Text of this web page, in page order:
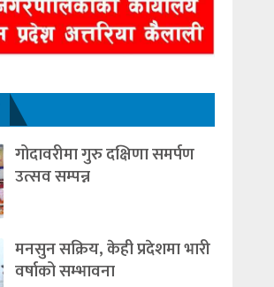
गोदावरीमा गुरु दक्षिणा समर्पण
उत्सव सम्पन्न
मनसुन सक्रिय, केही प्रदेशमा भारी
वर्षाको सम्भावना